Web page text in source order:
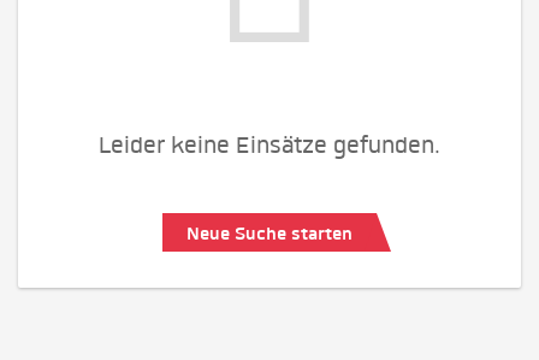
Leider keine Einsätze gefunden.
Neue Suche starten